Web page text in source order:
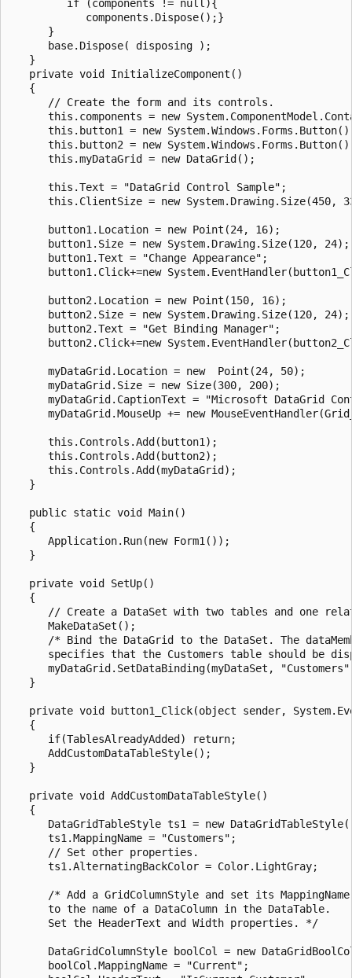
         if (components != null){
            components.Dispose();}
      }
      base.Dispose( disposing );
   }
   private void InitializeComponent()
   {
      // Create the form and its controls.
this.components = new
this.button1 = new
this.button2 = new
      this.myDataGrid = new DataGrid();
      this.Text = "DataGrid Control Sample";
this.ClientSize = new System.Drawing.Size(450,
      button1.Location = new Point(24, 16);
      button1.Size = new System.Drawing.Size(120, 24);
      button1.Text = "Change Appearance";
button1.Click+=new
      button2.Location = new Point(150, 16);
      button2.Size = new System.Drawing.Size(120, 24);
      button2.Text = "Get Binding Manager";
button2.Click+=new
      myDataGrid.Location = new  Point(24, 50);
      myDataGrid.Size = new Size(300, 200);
myDataGrid.CaptionText = "Microsoft DataGrid
myDataGrid.MouseUp += new
      this.Controls.Add(button1);
      this.Controls.Add(button2);
      this.Controls.Add(myDataGrid);
   }
   public static void Main()
   {
      Application.Run(new Form1());
   }
   private void SetUp()
   {
// Create a DataSet with two tables and one
      MakeDataSet();
/* Bind the DataGrid to the DataSet. The
specifies that the Customers table should be
myDataGrid.SetDataBinding(myDataSet,
   }
private void button1_Click(object sender,
   {
      if(TablesAlreadyAdded) return;
      AddCustomDataTableStyle();
   }
   private void AddCustomDataTableStyle()
   {
DataGridTableStyle ts1 = new
      ts1.MappingName = "Customers";
      // Set other properties.
      ts1.AlternatingBackColor = Color.LightGray;
/* Add a GridColumnStyle and set its
      to the name of a DataColumn in the DataTable.
      Set the HeaderText and Width properties. */
DataGridColumnStyle boolCol = new
      boolCol.MappingName = "Current";